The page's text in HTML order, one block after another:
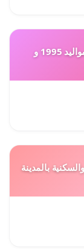
استصدار إعفاء من إلتزامات الخدمة الوطنية لمواليد 1995 و
بالمدينة